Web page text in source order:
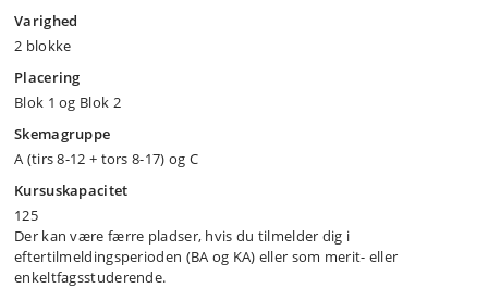
Varighed
2 blokke
Placering
Blok 1 og Blok 2
Skemagruppe
A (tirs 8-12 + tors 8-17) og C
Kursuskapacitet
125
Der kan være færre pladser, hvis du tilmelder dig i
eftertilmeldingsperioden (BA og KA) eller som merit- eller
enkeltfagsstuderende.